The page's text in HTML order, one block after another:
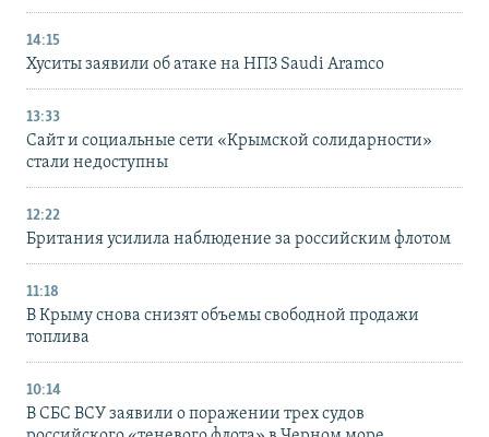
14:15
Хуситы заявили об атаке на НПЗ Saudi Aramco
13:33
Сайт и социальные сети «Крымской солидарности»
стали недоступны
12:22
Британия усилила наблюдение за российским флотом
11:18
В Крыму снова снизят объемы свободной продажи
топлива
10:14
В СБС ВСУ заявили о поражении трех судов